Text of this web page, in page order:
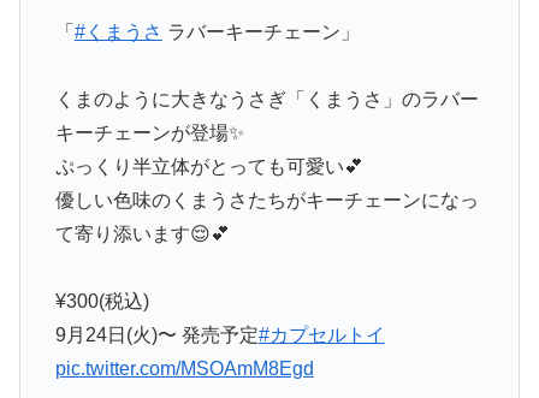
「 #くまうさ ラバーキーチェーン」
くまのように大きなうさぎ「くまうさ」のラバー
キーチェーンが登場✨
ぷっくり半立体がとっても可愛い💕
優しい色味のくまうさたちがキーチェーンになっ
て寄り添います😌💕
¥300(税込)
9月24日(火)〜 発売予定#カプセルトイ
pic.twitter.com/MSOAmM8Egd